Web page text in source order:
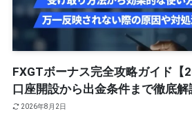
FXGTボーナス完全攻略ガイド【
口座開設から出金条件まで徹底解
2026年8月2日